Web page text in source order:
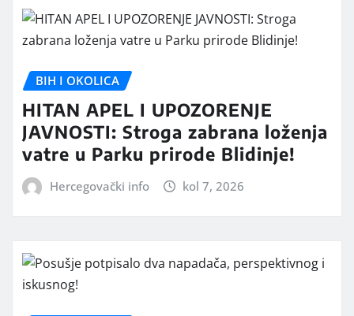
BIH I OKOLICA
HITAN APEL I UPOZORENJE
JAVNOSTI: Stroga zabrana loženja
vatre u Parku prirode Blidinje!
Hercegovački info kol 7, 2026